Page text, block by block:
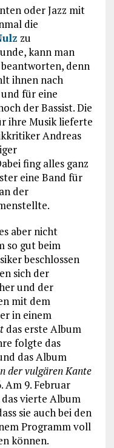
oder Jazz mit
die
zu
kann man
denn
ihnen nach
für eine
der Bassist. Die
ihre Musik lieferte
Andreas
fing alles ganz
eine Band für
der
aber nicht
so gut beim
beschlossen
sich der
und der
mit dem
in einem
das erste Album
folgte das
das Album
der vulgären Kante
Am 9. Februar
vierte Album
sie auch bei den
Programm voll
können.